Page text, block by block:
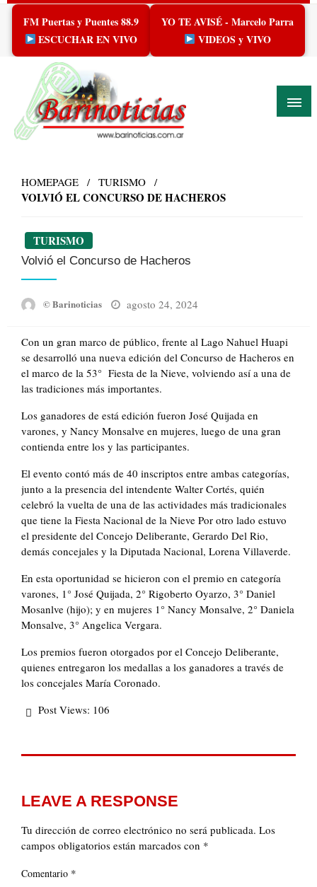
Skip
content
FM Puertas y Puentes 88.9
ESCUCHAR EN VIVO
YO TE AVISÉ - Marcelo Parra
VIDEOS y VIVO
HOMEPAGE TURISMO
VOLVIÓ EL CONCURSO DE HACHEROS
TURISMO
Volvió el Concurso de Hacheros
© Barinoticias
Posted
agosto 24, 2024
Con un gran marco de público, frente al Lago Nahuel Huapi
se desarrolló una nueva edición del Concurso de Hacheros en
el marco de la 53° Fiesta de la Nieve, volviendo así a una de
las tradiciones más importantes.
Los ganadores de está edición fueron José Quijada en
varones, y Nancy Monsalve en mujeres, luego de una gran
contienda entre los y las participantes.
El evento contó más de 40 inscriptos entre ambas categorías,
junto a la presencia del intendente Walter Cortés, quién
celebró la vuelta de una de las actividades más tradicionales
que tiene la Fiesta Nacional de la Nieve Por otro lado estuvo
el presidente del Concejo Deliberante, Gerardo Del Rio,
demás concejales y la Diputada Nacional, Lorena Villaverde.
En esta oportunidad se hicieron con el premio en categoría
varones, 1° José Quijada, 2° Rigoberto Oyarzo, 3° Daniel
Mosanlve (hijo); y en mujeres 1° Nancy Monsalve, 2° Daniela
Monsalve, 3° Angelica Vergara.
Los premios fueron otorgados por el Concejo Deliberante,
quienes entregaron los medallas a los ganadores a través de
los concejales María Coronado.
Post Views: 106
LEAVE A RESPONSE
Tu dirección de correo electrónico no será publicada. Los
campos obligatorios están marcados con *
Comentario *